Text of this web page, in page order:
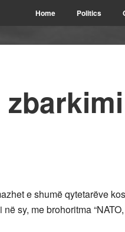
Home Politics
e shumë qytetarëve
sy, me brohoritma